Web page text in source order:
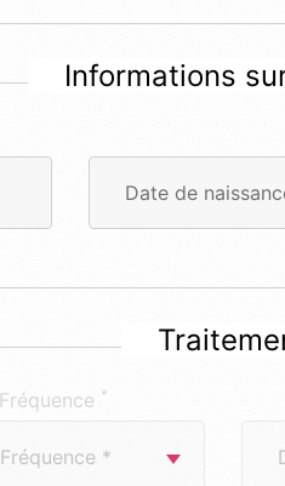
Informations
Date de
Fréquence *